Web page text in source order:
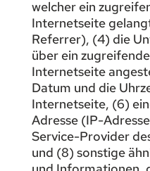
welcher ein
Internetseite
Referrer), (4) die
über ein
Internetseite
Datum und die
Internetseite, (6)
Adresse (IP-
Service-Provider
und (8) sonstige